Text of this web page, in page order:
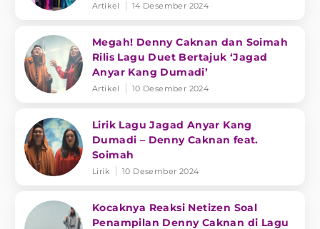
Artikel 14 Desember 2024
Megah! Denny Caknan dan Soimah
Rilis Lagu Duet Bertajuk ‘Jagad
Anyar Kang Dumadi’
Artikel 10 Desember 2024
Lirik Lagu Jagad Anyar Kang
Dumadi – Denny Caknan feat.
Soimah
Lirik 10 Desember 2024
Kocaknya Reaksi Netizen Soal
Penampilan Denny Caknan di Lagu